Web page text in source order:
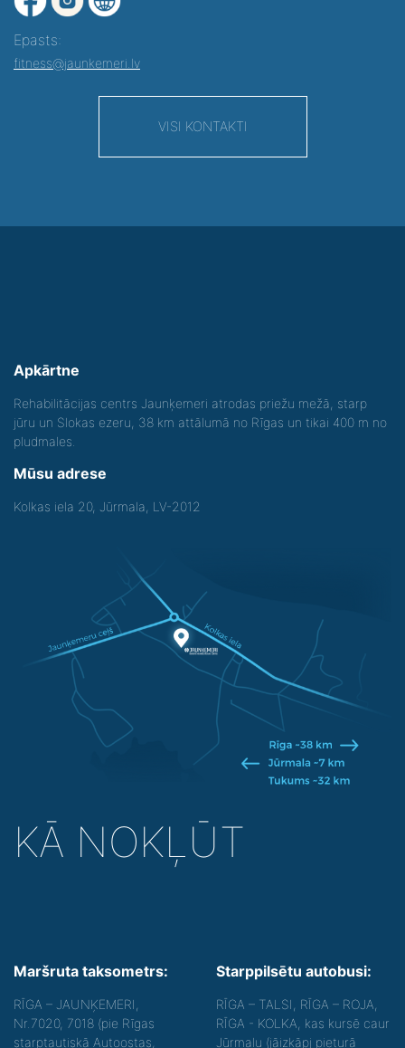
Epasts:
fitness@jaunkemeri.lv
VISI KONTAKTI
Apkārtne
Rehabilitācijas centrs Jaunķemeri atrodas priežu mežā, starp
jūru un Slokas ezeru, 38 km attālumā no Rīgas un tikai 400 m no
pludmales.
Mūsu adrese
Kolkas iela 20, Jūrmala, LV-2012
KĀ NOKĻŪT
Maršruta taksometrs:
RĪGA – JAUNĶEMERI,
Nr.7020, 7018 (pie Rīgas
starptautiskā Autoostas,
Starppilsētu autobusi:
RĪGA – TALSI, RĪGA – ROJA,
RĪGA - KOLKA, kas kursē caur
Jūrmalu (jāizkāpj pieturā